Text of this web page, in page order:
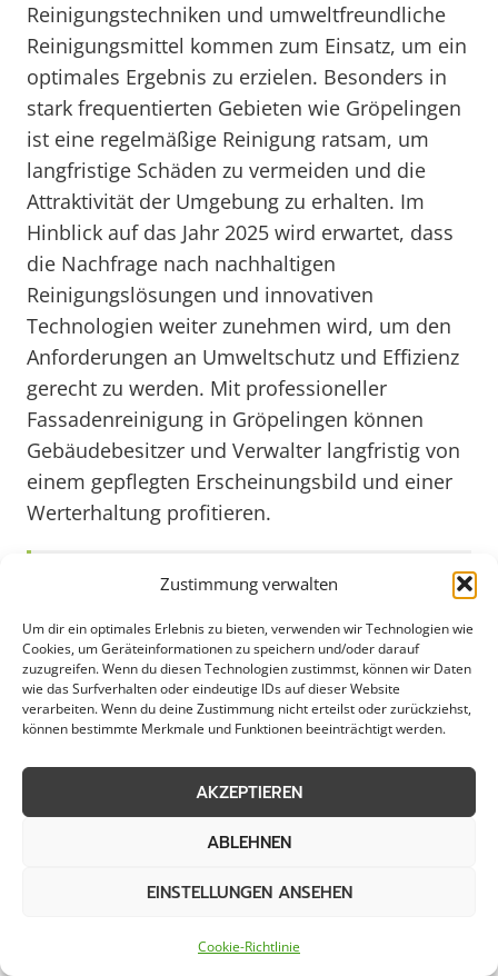
Zustimmung verwalten
Um dir ein optimales Erlebnis zu bieten, verwenden wir Technologien wie
Cookies, um Geräteinformationen zu speichern und/oder darauf
zuzugreifen. Wenn du diesen Technologien zustimmst, können wir Daten
wie das Surfverhalten oder eindeutige IDs auf dieser Website
verarbeiten. Wenn du deine Zustimmung nicht erteilst oder zurückziehst,
können bestimmte Merkmale und Funktionen beeinträchtigt werden.
AKZEPTIEREN
ABLEHNEN
EINSTELLUNGEN ANSEHEN
Cookie-Richtlinie
Reinigungstechniken und umweltfreundliche
Reinigungsmittel kommen zum Einsatz, um ein
optimales Ergebnis zu erzielen. Besonders in
stark frequentierten Gebieten wie Gröpelingen
ist eine regelmäßige Reinigung ratsam, um
langfristige Schäden zu vermeiden und die
Attraktivität der Umgebung zu erhalten. Im
Hinblick auf das Jahr 2025 wird erwartet, dass
die Nachfrage nach nachhaltigen
Reinigungslösungen und innovativen
Technologien weiter zunehmen wird, um den
Anforderungen an Umweltschutz und Effizienz
gerecht zu werden. Mit professioneller
Fassadenreinigung in Gröpelingen können
Gebäudebesitzer und Verwalter langfristig von
einem gepflegten Erscheinungsbild und einer
Werterhaltung profitieren.
Weitere Themen in Gröpelingen
Dachbeschichtung Dachversiegelung
Dachimprägnierung Dachrinnenreinigung
Pflasterreinigung
Moosentfernung